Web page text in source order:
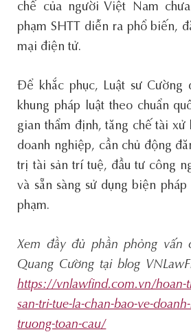
chế của người Việt Nam
phạm SHTT diễn ra phổ biến,
mại điện tử.
Để khắc phục, Luật sư Cường
khung pháp luật theo chuẩn
gian thẩm định, tăng chế tài xử
doanh nghiệp, cần chủ động
trị tài sản trí tuệ, đầu tư công
và sẵn sàng sử dụng biện
phạm.
Xem đầy đủ phần phỏng vấn
Quang Cường tại blog
https://vnlawfind.com.vn/hoan-
san-tri-tue-la-chan-bao-ve-
truong-toan-cau/